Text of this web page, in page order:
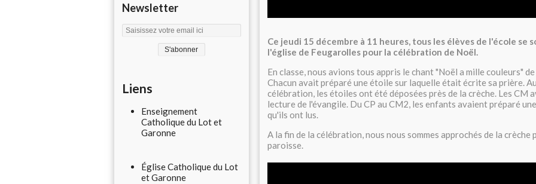
Newsletter
Liens
Enseignement
Catholique du Lot et
Garonne
Église Catholique du Lot
et Garonne
Ce jeudi 15 décembre à 11 heures, tous les élèves de l'école se
l'église de Feugarolles pour la célébration de Noël.
En classe, nous avions tous appris le chant "Noël a mille couleurs"
Chacun avait préparé une étoile sur laquelle était écrite sa prière.
célébration, les étoiles ont été déposées près de la crèche. Les CM
lecture de l'évangile. Du CP au CM2, les enfants avaient préparé
qu'ils ont lus.
A la fin de la célébration, nous nous sommes approchés de la crèche
paroisse.